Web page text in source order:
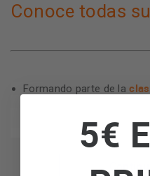
Conoce todas
Formando parte de la
electricidad. Ofrece
201x59,5cm,5€